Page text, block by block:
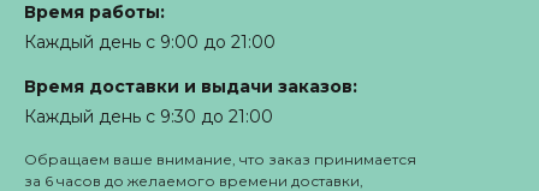
Время работы:
Каждый день с 9:00 до 21:00
Время доставки и выдачи заказов:
Каждый день с 9:30 до 21:00
Обращаем ваше внимание, что заказ принимается
за 6 часов до желаемого времени доставки,